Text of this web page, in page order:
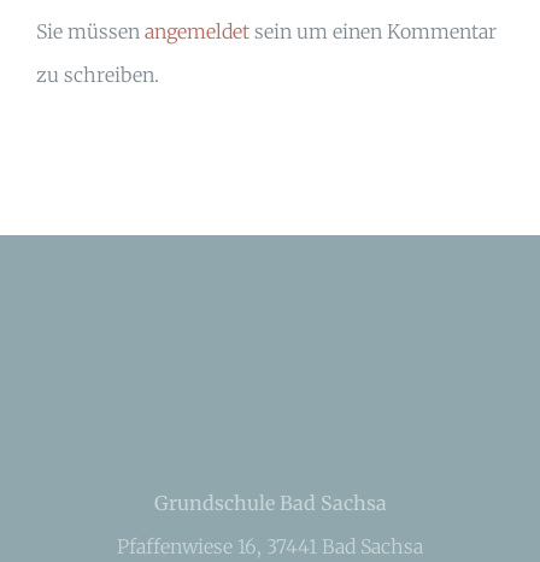
Sie müssen angemeldet sein um einen Kommentar
zu schreiben.
Grundschule Bad Sachsa
Pfaffenwiese 16, 37441 Bad Sachsa